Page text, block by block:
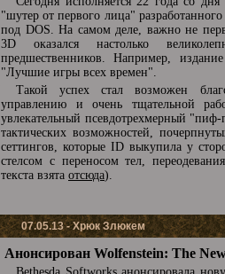
"шутер от первого лица"
под DOS. На самом деле, важно не
3D оказался настолько
предшественников. Например,
"Лучшие игры всех времен".
Такой успех стал возможен
управлению и очень тщательной
увлекательный псевдотрехмерный
тактических возможностей,
сеттингов, которые ID выкупила у
стелсом с переносом тел,
текста взята отсюда).
07.05.13 - Хрюк Злюкем
Анонсирован Wolfenstein: The